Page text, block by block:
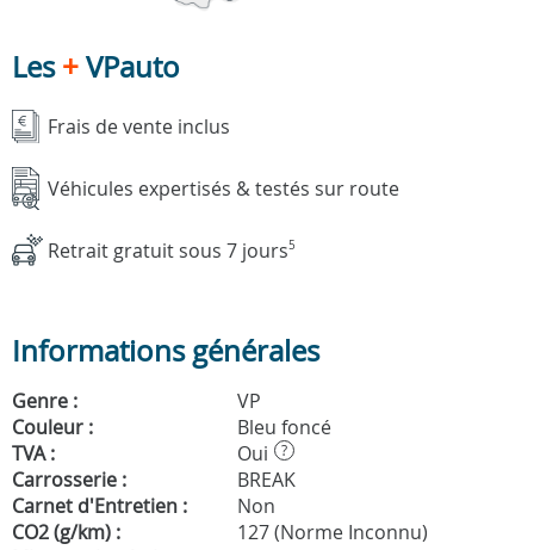
Les+VPauto
Frais de vente inclus
Véhicules expertisés & testés sur route
Retrait gratuit sous 7 jours5
Informations générales
Genre :
VP
Couleur :
Bleu foncé
TVA :
Oui ?
Carrosserie :
BREAK
Carnet d'Entretien :
Non
CO2 (g/km) :
127 (Norme Inconnu)